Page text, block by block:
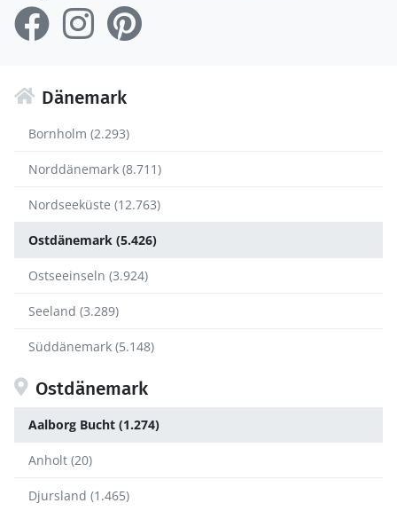
Dänemark
Bornholm (2.293)
Norddänemark (8.711)
Nordseeküste (12.763)
Ostdänemark (5.426)
Ostseeinseln (3.924)
Seeland (3.289)
Süddänemark (5.148)
Ostdänemark
Aalborg Bucht (1.274)
Anholt (20)
Djursland (1.465)